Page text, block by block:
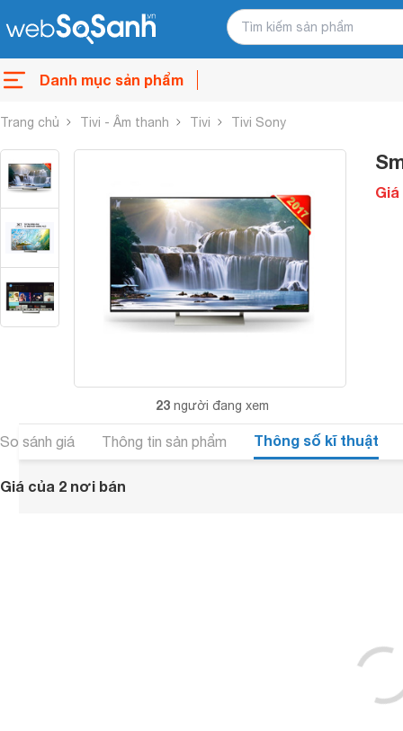
Danh mục sản phẩm
Trang chủ Tivi - Âm thanh Tivi Tivi Sony
23 người đang xem
Giá
So sánh giá Thông tin sản phẩm Thông số kĩ thuật
Giá của 2 nơi bán